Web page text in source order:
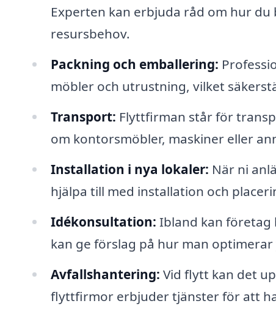
Experten kan erbjuda råd om hur
resursbehov.
Packning och emballering:
möbler och utrustning, vilket
Transport: Flyttfirman står för
om kontorsmöbler, maskiner eller
Installation i nya lokaler: När ni
hjälpa till med installation och
Idékonsultation: Ibland kan företag
kan ge förslag på hur man
Avfallshantering: Vid flytt kan det
flyttfirmor erbjuder tjänster för att